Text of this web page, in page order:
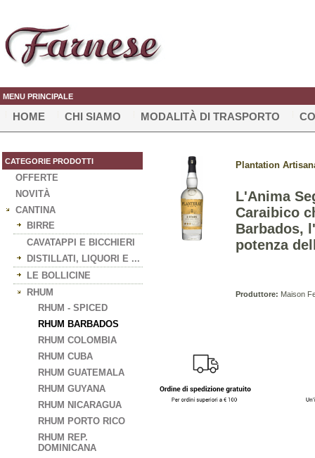
MENU PRINCIPALE
HOME CHI SIAMO MODALITÀ DI TRASPORTO
CATEGORIE PRODOTTI
OFFERTE
NOVITÀ
CANTINA
BIRRE
CAVATAPPI E BICCHIERI
DISTILLATI, LIQUORI E ...
LE BOLLICINE
RHUM
RHUM - SPICED
RHUM BARBADOS
RHUM COLOMBIA
RHUM CUBA
RHUM GUATEMALA
RHUM GUYANA
RHUM NICARAGUA
RHUM PORTO RICO
RHUM REP.
DOMINICANA
Plantation
L'Anima
Caraibico
Barbados,
potenza
Produttore: Maison